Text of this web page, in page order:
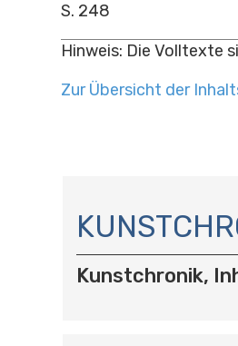
S. 248
Hinweis: Die Volltexte
Zur Übersicht der
A
V
I
G
Kunstchronik,